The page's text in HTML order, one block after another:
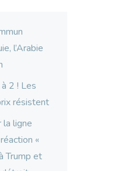
l’Arabie
2 ! Les
résistent
ligne
«
Trump et